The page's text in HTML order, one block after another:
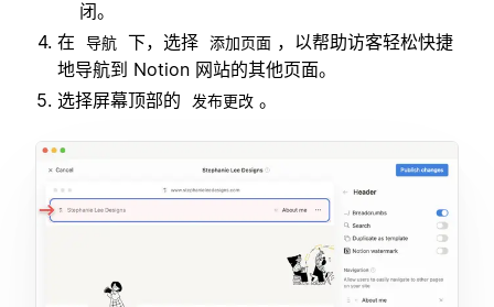
闭。
在
导航 下，选择 添加页面 ，以帮助访客轻松快捷
地导航到 Notion 网站的其他页面。
选择屏幕顶部的
发布更改 。